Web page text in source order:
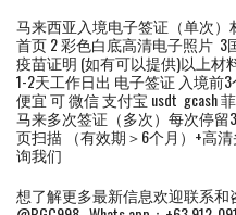
马来西亚入境电子签证（单次
首页 2 彩色白底高清电子照片 3
疫苗证明 (如有可以提供)以上材
1-2天工作日出 电子签证 入境前
便宜 可 微信 支付宝 usdt gcash
马来多次签证（多次）每次停
页扫描 （有效期＞6个月）+高
询我们
想了解更多最新信息欢迎联系和